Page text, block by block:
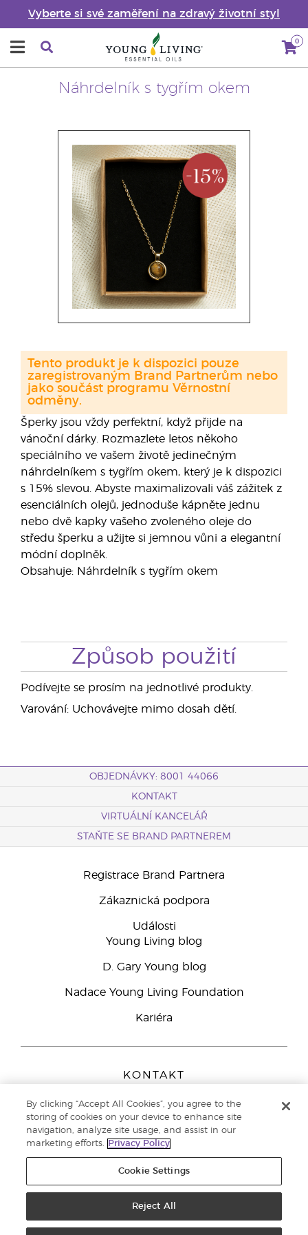
Vyberte si své zaměření na zdravý životní styl
0
Náhrdelník s tygřím okem
Šperky jsou vždy perfektní, když přijde na
vánoční dárky. Rozmazlete letos někoho
speciálního ve vašem životě jedinečným
náhrdelníkem s tygřím okem, který je k dispozici
s 15% slevou. Abyste maximalizovali váš zážitek z
esenciálních olejů, jednoduše kápněte jednu
nebo dvě kapky vašeho zvoleného oleje do
středu šperku a užijte si jemnou vůni a elegantní
módní doplněk.
Obsahuje: Náhrdelník s tygřím okem
Tento produkt je k dispozici pouze
zaregistrovaným Brand Partnerům nebo
jako součást programu Věrnostní
odměny.
Způsob použití
Podívejte se prosím na jednotlivé produkty.
Varování: Uchovávejte mimo dosah dětí.
OBJEDNÁVKY: 8001 44066
KONTAKT
VIRTUÁLNÍ KANCELÁŘ
STAŇTE SE BRAND PARTNEREM
Registrace Brand Partnera
Zákaznická podpora
Události
Young Living blog
D. Gary Young blog
Nadace Young Living Foundation
Kariéra
KONTAKT
Peizerweg 97
9727 AJ Groningen
Netherlands
Zákaznická podpora800 144 066
ochrany osobních údajů
By clicking “Accept All Cookies”, you agree to the
storing of cookies on your device to enhance site
navigation, analyze site usage, and assist in our
marketing efforts.
Privacy Policy
Cookie Settings
Reject All